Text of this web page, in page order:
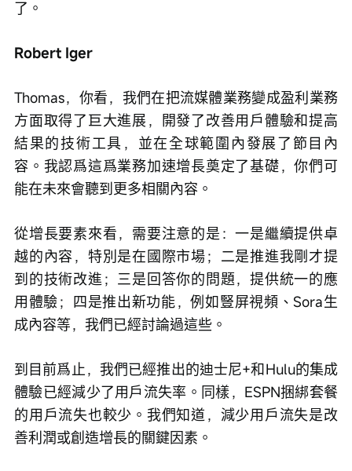
了。
Robert Iger
Thomas，你看，我們在把流媒體業務變成盈利業務
方面取得了巨大進展，開發了改善用戶體驗和提高
結果的技術工具，並在全球範圍內發展了節目內
容。我認爲這爲業務加速增長奠定了基礎，你們可
能在未來會聽到更多相關內容。
從增長要素來看，需要注意的是：一是繼續提供卓
越的內容，特別是在國際市場；二是推進我剛才提
到的技術改進；三是回答你的問題，提供統一的應
用體驗；四是推出新功能，例如豎屏視頻、Sora生
成內容等，我們已經討論過這些。
到目前爲止，我們已經推出的迪士尼+和Hulu的集成
體驗已經減少了用戶流失率。同樣，ESPN捆綁套餐
的用戶流失也較少。我們知道，減少用戶流失是改
善利潤或創造增長的關鍵因素。